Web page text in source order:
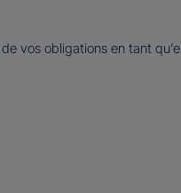
vos obligations en tant